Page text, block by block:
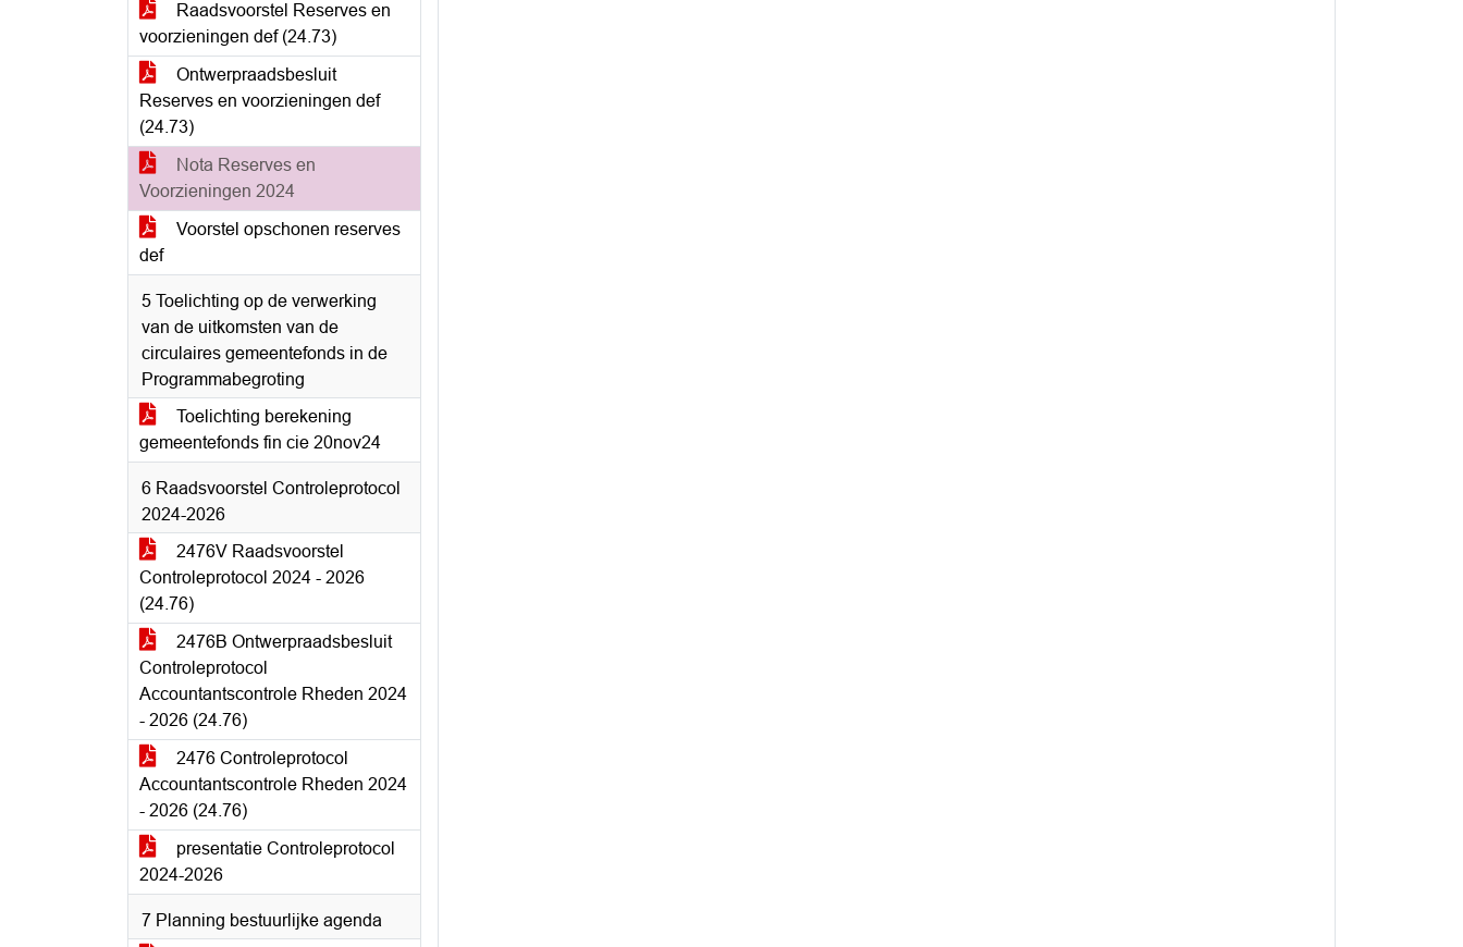
Raadsvoorstel Reserves en
voorzieningen def (24.73)
Ontwerpraadsbesluit
Reserves en voorzieningen def
(24.73)
Nota Reserves en
Voorzieningen 2024
Voorstel opschonen reserves
def
5 Toelichting op de verwerking
van de uitkomsten van de
circulaires gemeentefonds in de
Programmabegroting
Toelichting berekening
gemeentefonds fin cie 20nov24
6 Raadsvoorstel Controleprotocol
2024-2026
2476V Raadsvoorstel
Controleprotocol 2024 - 2026
(24.76)
2476B Ontwerpraadsbesluit
Controleprotocol
Accountantscontrole Rheden 2024
- 2026 (24.76)
2476 Controleprotocol
Accountantscontrole Rheden 2024
- 2026 (24.76)
presentatie Controleprotocol
2024-2026
7 Planning bestuurlijke agenda